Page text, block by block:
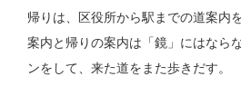
帰りは、区役所から駅までの道案内
案内と帰りの案内は「鏡」にはなら
ンをして、来た道をまた歩きだす。